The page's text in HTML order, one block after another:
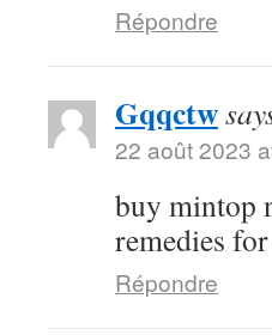
Répondre
Gqqctw
22 août 2023
buy mintop
remedies
Répondre